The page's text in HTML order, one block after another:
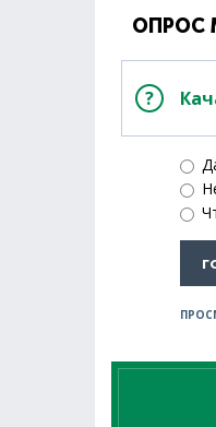
ОПРОС